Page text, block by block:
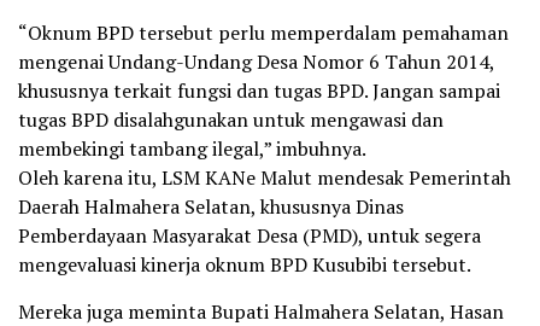
“Oknum BPD tersebut perlu memperdalam pemahaman
mengenai Undang-Undang Desa Nomor 6 Tahun 2014,
khususnya terkait fungsi dan tugas BPD. Jangan sampai
tugas BPD disalahgunakan untuk mengawasi dan
membekingi tambang ilegal,” imbuhnya.
Oleh karena itu, LSM KANe Malut mendesak Pemerintah
Daerah Halmahera Selatan, khususnya Dinas
Pemberdayaan Masyarakat Desa (PMD), untuk segera
mengevaluasi kinerja oknum BPD Kusubibi tersebut.
Mereka juga meminta Bupati Halmahera Selatan, Hasan